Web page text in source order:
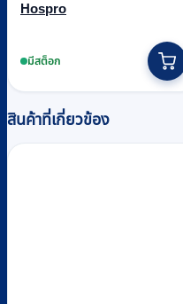
Hospro
มีสต็อก
สินค้าที่เกี่ยวข้อง